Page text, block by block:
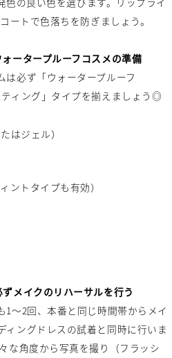
ートで色落ちを防ぎましょう。
ータープルーフコスメの準備
は必ず「ウォータープルーフ
ティング」タイプを揃えましょう◎
はジェル）
ントタイプも有効）
メイクのリハーサルを行う
1〜2回、本番と同じ時間帯からメイ
ィングドレスの試着と同時に行いま
な角度から写真を撮り（フラッシ